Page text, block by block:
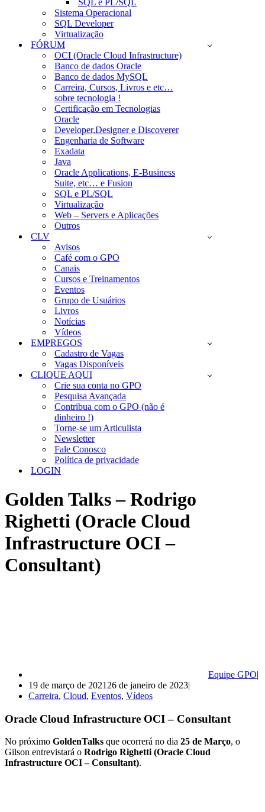
SQL e PL/SQL
Sistema Operacional
SQL Developer
Virtualização
FÓRUM
OCI (Oracle Cloud Infrastructure)
Banco de dados Oracle
Banco de dados MySQL
Carreira, Cursos, Livros e etc…
sobre tecnologia !
Certificação em Tecnologias
Oracle
Developer,Designer e Discoverer
Engenharia de Software
Exadata
Java
Oracle Applications, E-Business
Suite, etc… e Fusion
SQL e PL/SQL
Virtualização
Web – Servers e Aplicações
Outros
CLV
Avisos
Café com o GPO
Canais
Cursos e Treinamentos
Eventos
Grupo de Usuários
Livros
Notícias
Vídeos
EMPREGOS
Cadastro de Vagas
Vagas Disponíveis
CLIQUE AQUI
Crie sua conta no GPO
Pesquisa Avançada
Contribua com o GPO (não é
dinheiro !)
Torne-se um Articulista
Newsletter
Fale Conosco
Política de privacidade
LOGIN
Golden Talks – Rodrigo
Righetti (Oracle Cloud
Infrastructure OCI –
Consultant)
Equipe GPO
19 de março de 2021 26 de janeiro de 2023
Carreira, Cloud, Eventos, Vídeos
Oracle Cloud Infrastructure OCI – Consultant
No próximo GoldenTalks que ocorrerá no dia 25 de Março, o
Gilson entrevistará o Rodrigo Righetti (Oracle Cloud
Infrastructure OCI – Consultant).